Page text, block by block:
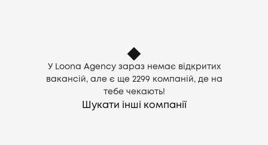
У Loona Agency зараз немає відкритих
вакансій, але є ще 2299 компаній, де на
тебе чекають!
Шукати інші компанії